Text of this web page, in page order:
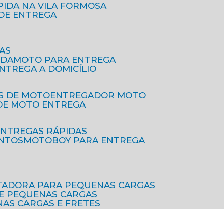
NA VILA FORMOSA
DE ENTREGA
MOTO PARA ENTREGA
A DOMICÍLIO
DE MOTO
ENTREGADOR MOTO
MOTO ENTREGA
RÁPIDAS
MOTOBOY PARA ENTREGA
PARA PEQUENAS CARGAS
PEQUENAS CARGAS
CARGAS E FRETES